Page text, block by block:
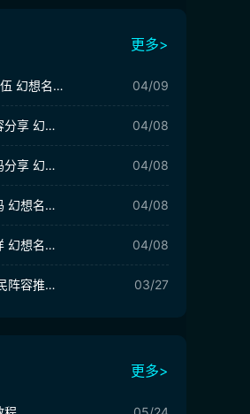
更多>
幻想名将录0氪玩什么队伍 幻想名将录平民玩什么阵容 04/09
幻想名将录平民最强阵容分享 幻想名将录中后期t0阵容推荐 04/08
幻想名将录吕玲绮礼包码分享 幻想名将录最新兑换码有哪些 04/08
幻想名将录招贤令要屯吗 幻想名将录招贤令怎么获得​ 04/08
幻想名将录张春华怎么样 幻想名将录张春华技能强度解析 04/08
幻想名将录平民攻略 平民阵容推荐一览 03/27
更多>